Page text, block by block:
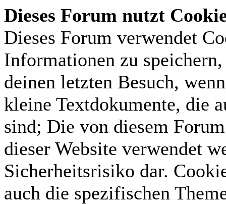
Dieses Forum nutzt
Dieses Forum verwendet
Informationen zu
deinen letzten Besuch,
kleine Textdokumente, die
sind; Die von diesem
dieser Website verwendet
Sicherheitsrisiko dar.
auch die spezifischen